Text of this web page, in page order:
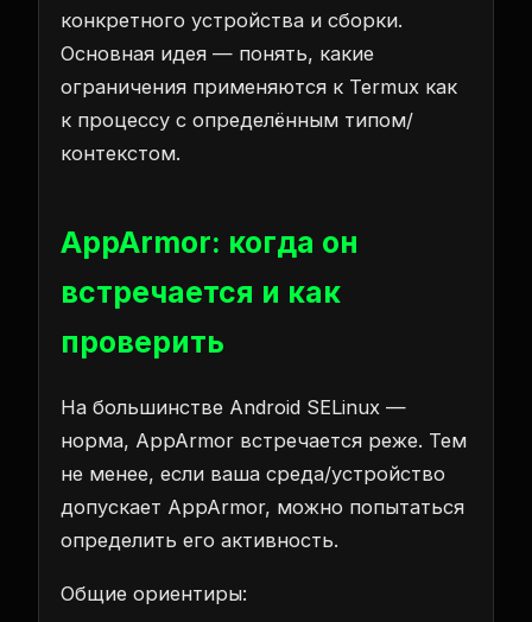
конкретного устройства и сборки.
Основная идея — понять, какие
ограничения применяются к Termux как
к процессу с определённым типом/
контекстом.
AppArmor: когда он
встречается и как
проверить
На большинстве Android SELinux —
норма, AppArmor встречается реже. Тем
не менее, если ваша среда/устройство
допускает AppArmor, можно попытаться
определить его активность.
Общие ориентиры: